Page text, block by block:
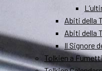
Abiti della
Abiti della
Il Signore
Tolkien a Fumetti